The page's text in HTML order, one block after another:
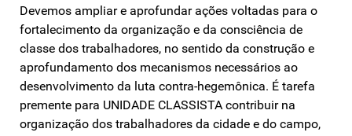
Devemos ampliar e aprofundar ações voltadas para o
fortalecimento da organização e da consciência de
classe dos trabalhadores, no sentido da construção e
aprofundamento dos mecanismos necessários ao
desenvolvimento da luta contra-hegemônica. É tarefa
premente para UNIDADE CLASSISTA contribuir na
organização dos trabalhadores da cidade e do campo,